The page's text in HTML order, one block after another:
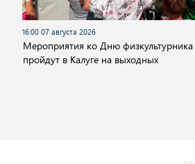
16:00 07 августа 2026
Мероприятия ко Дню физкультурника
пройдут в Калуге на выходных